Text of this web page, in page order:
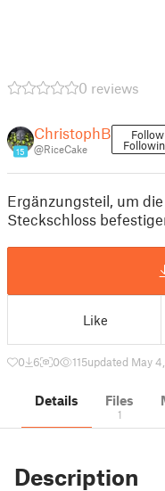
0 reviews
15
ChristophB
@RiceCake
Follow
Ergänzungsteil, um
Steckschloss
Like
0 6 0 115updated May
Details Files
1
Description